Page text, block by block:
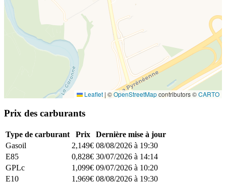
Leaflet | ©OpenStreetMapcontributors ©CARTO
Prix des carburants
Type de carburant Prix
Dernière mise à jour
Gasoil
2,149€ 08/08/2026 à 19:30
E85
0,828€ 30/07/2026 à 14:14
GPLc
1,099€ 09/07/2026 à 10:20
E10
1,969€ 08/08/2026 à 19:30